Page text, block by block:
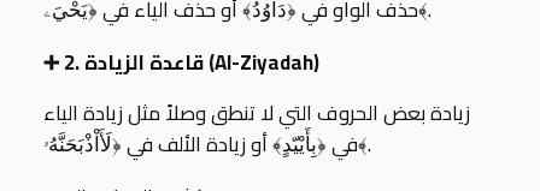
حذف الواو في ﴿دَاوُدُ﴾ أو حذف الياء في ﴿يَحْيَۦ﴾.
➕ 2. قاعدة الزيادة (Al-Ziyadah)
زيادة بعض الحروف التي لا تنطق وصلاً مثل زيادة الياء
في ﴿بِأَيْيّدٍ﴾ أو زيادة الألف في ﴿لَأَاْذْبَحَنَّهُۥ﴾.